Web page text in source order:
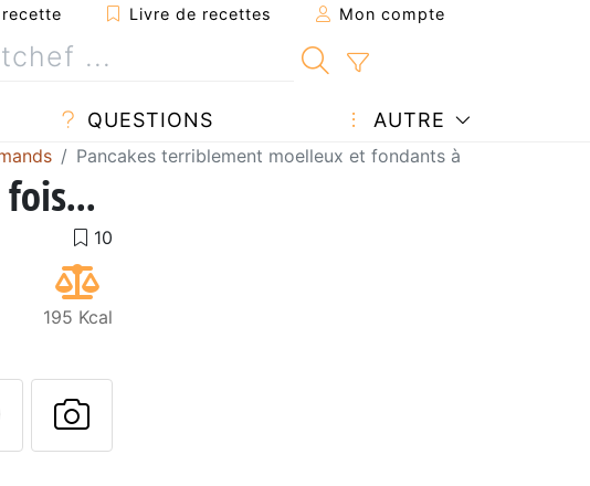
Livre de recettes Mon compte
QUESTIONS AUTRE
Pancakes terriblement moelleux et fondants à la fois...
195 Kcal
recette à un ami
cette page
Poser une question à l'auteur
Publier votre photo de cette